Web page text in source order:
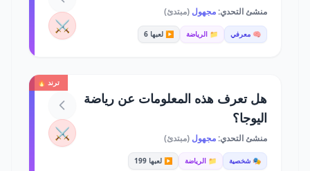
منشئ التحدي:مجهول (مبتدئ)
🧠 معرفي 📁 الرياضة ▶️ لعبها 6 ⚔️
ترند 🔥
هل تعرف هذه المعلومات عن رياضة
اليوجا؟
منشئ التحدي:مجهول (مبتدئ)
🎭 شخصية 📁 الرياضة ▶️ لعبها 199
⚔️